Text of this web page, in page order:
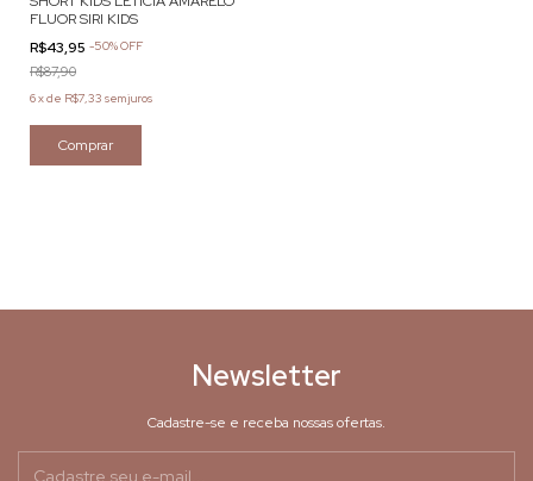
FLUOR SIRI KIDS
R$43,95 -50%OFF
R$87,90
6xde R$7,33 sem juros
Comprar
Newsletter
Cadastre-se e receba nossas ofertas.